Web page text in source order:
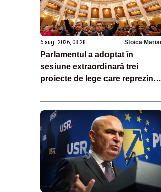
6 aug. 2026, 08:28 Stoica
Parlamentul a adoptat în
sesiune extraordinară trei
proiecte de lege care reprezintă